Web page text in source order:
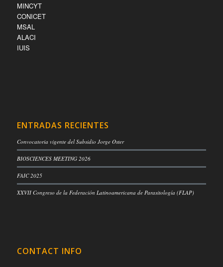
MINCYT
CONICET
MSAL
ALACI
IUIS
ENTRADAS RECIENTES
Convocatoria vigente del Subsidio Jorge Oster
BIOSCIENCES MEETING 2026
FAIC 2025
XXVII Congreso de la Federación Latinoamericana de Parasitología (FLAP)
CONTACT INFO